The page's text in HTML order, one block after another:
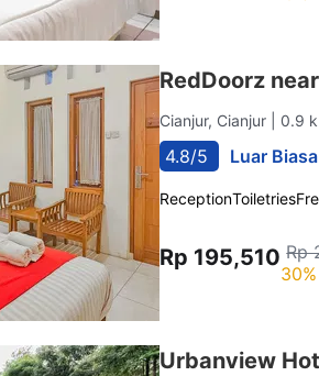
RedDoorz
Cianjur, Cianjur | 0.9
4.8/5 Luar
ReceptionToiletries
Rp 195,510 Rp
Urbanview